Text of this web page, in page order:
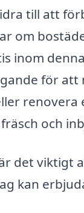
till att
om
inom
för att
renovera
och
det viktigt
kan